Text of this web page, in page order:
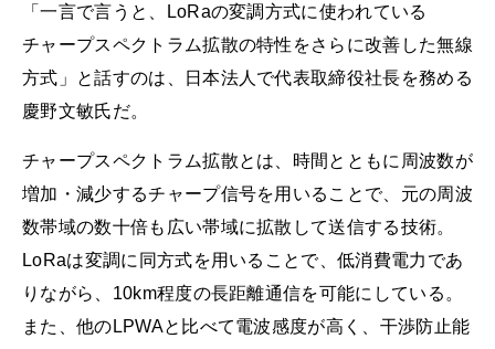
「一言で言うと、LoRaの変調方式に使われている
チャープスペクトラム拡散の特性をさらに改善した無線
方式」と話すのは、日本法人で代表取締役社長を務める
慶野文敏氏だ。
チャープスペクトラム拡散とは、時間とともに周波数が
増加・減少するチャープ信号を用いることで、元の周波
数帯域の数十倍も広い帯域に拡散して送信する技術。
LoRaは変調に同方式を用いることで、低消費電力であ
りながら、10km程度の長距離通信を可能にしている。
また、他のLPWAと比べて電波感度が高く、干渉防止能